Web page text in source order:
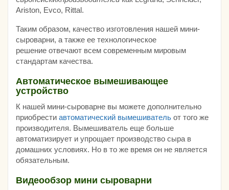
Ariston, Evco, Rittal.
Таким образом, качество изготовления нашей мини-
сыроварни, а также ее технологическое
решение отвечают всем современным мировым
стандартам качества.
Автоматическое вымешивающее
устройство
К нашей мини-сыроварне вы можете дополнительно
приобрести автоматический вымешиватель от того же
производителя. Вымешиватель еще больше
автоматизирует и упрощает производство сыра в
домашних условиях. Но в то же время он не является
обязательным.
Видеообзор мини сыроварни